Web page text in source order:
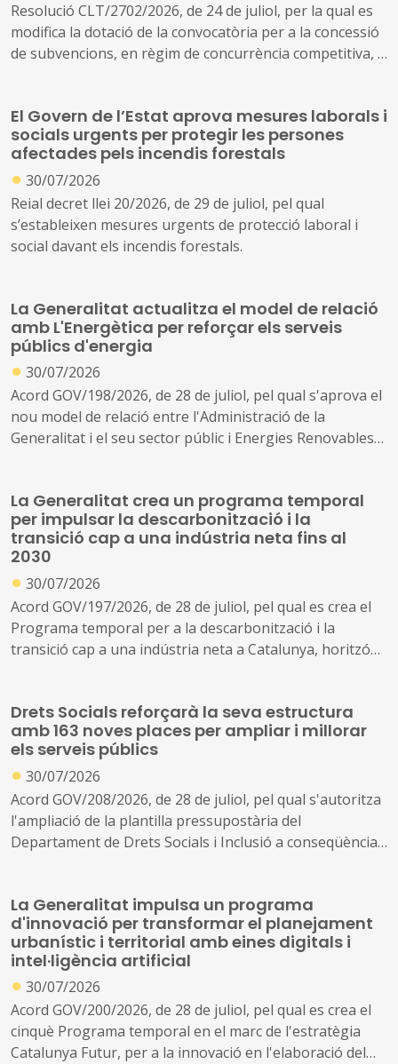
Resolució CLT/2702/2026, de 24 de juliol, per la qual es
modifica la dotació de la convocatòria per a la concessió
de subvencions, en règim de concurrència competitiva, a
El Govern de l’Estat aprova mesures laborals i
socials urgents per protegir les persones
afectades pels incendis forestals
● 30/07/2026
Reial decret llei 20/2026, de 29 de juliol, pel qual
s’estableixen mesures urgents de protecció laboral i
social davant els incendis forestals.
La Generalitat actualitza el model de relació
amb L'Energètica per reforçar els serveis
públics d'energia
● 30/07/2026
Acord GOV/198/2026, de 28 de juliol, pel qual s'aprova el
nou model de relació entre l'Administració de la
Generalitat i el seu sector públic i Energies Renovables
en l'àmbit de l'energia
La Generalitat crea un programa temporal
per impulsar la descarbonització i la
transició cap a una indústria neta fins al
2030
● 30/07/2026
Acord GOV/197/2026, de 28 de juliol, pel qual es crea el
Programa temporal per a la descarbonització i la
transició cap a una indústria neta a Catalunya, horitzó
Drets Socials reforçarà la seva estructura
amb 163 noves places per ampliar i millorar
els serveis públics
● 30/07/2026
Acord GOV/208/2026, de 28 de juliol, pel qual s'autoritza
l'ampliació de la plantilla pressupostària del
Departament de Drets Socials i Inclusió a conseqüència
La Generalitat impulsa un programa
d'innovació per transformar el planejament
urbanístic i territorial amb eines digitals i
intel·ligència artificial
● 30/07/2026
Acord GOV/200/2026, de 28 de juliol, pel qual es crea el
cinquè Programa temporal en el marc de l'estratègia
Catalunya Futur, per a la innovació en l'elaboració del